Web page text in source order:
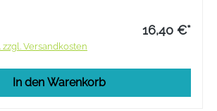
16,40 €*
zzgl. Versandkosten
In den Warenkorb